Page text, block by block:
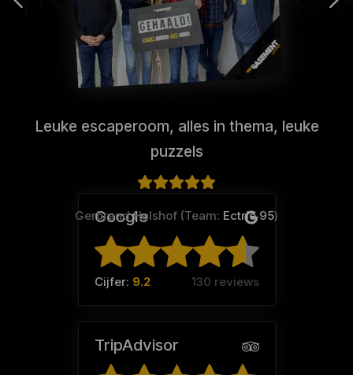
Leuke escaperoom, alles in thema, leuke
puzzels
Gerbrand Hulshof (Team: Ectrie 95)
Google
Cijfer: 9.2 130 reviews
TripAdvisor